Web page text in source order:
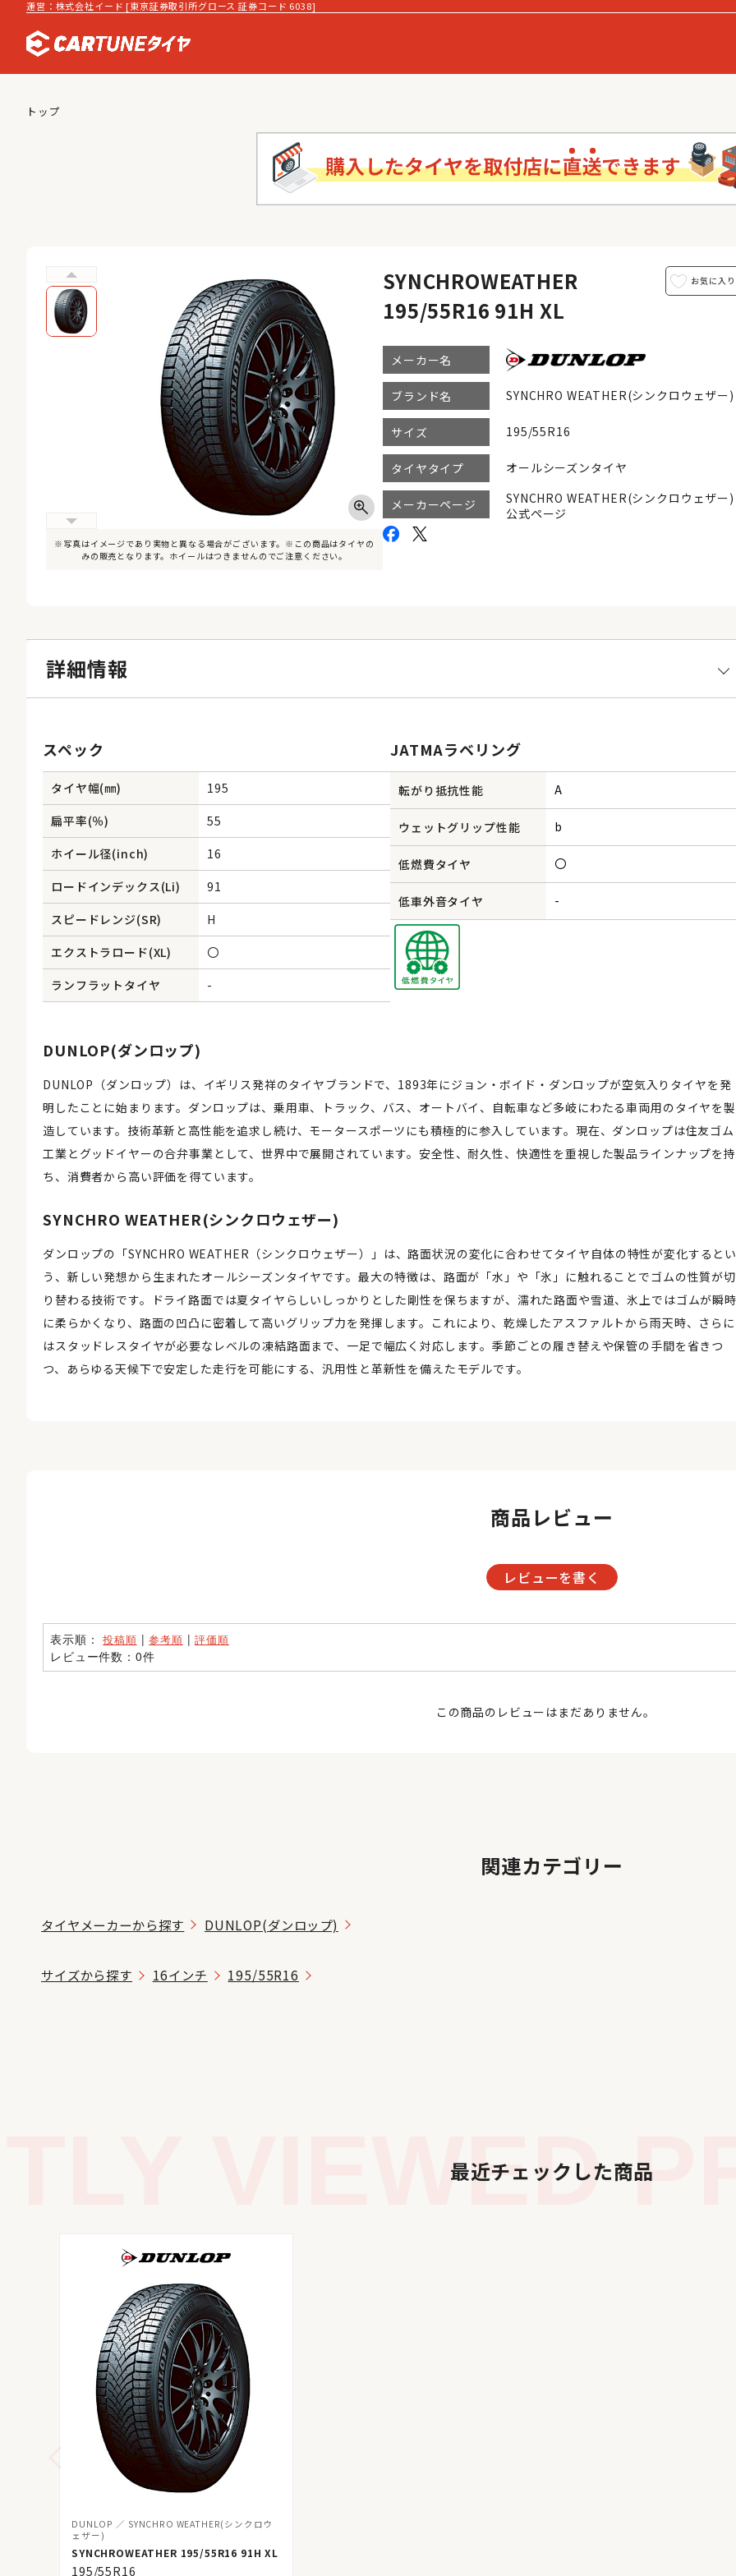
運営：株式会社イード [東京証券取引所グロース 証券コード 6038]
トップ
※写真はイメージであり実物と異なる場合がございます。※この商品はタイヤの
みの販売となります。ホイールはつきませんのでご注意ください。
SYNCHROWEATHER
195/55R16 91H XL
メーカー名
ブランド名 SYNCHRO WEATHER(シンクロウェザー)
サイズ 195/55R16
タイヤタイプ オールシーズンタイヤ
メーカーページ
SYNCHRO WEATHER(シンクロウェザー)
公式ページ
詳細情報
スペック
タイヤ幅(㎜)
195
扁平率(％)
55
ホイール径(inch)
16
ロードインデックス(Li)
91
スピードレンジ(SR)
H
エクストラロード(XL)
〇
ランフラットタイヤ
-
JATMAラベリング
転がり抵抗性能 A
ウェットグリップ性能 b
低燃費タイヤ 〇
低車外音タイヤ -
DUNLOP(ダンロップ)
DUNLOP（ダンロップ）は、イギリス発祥のタイヤブランドで、1893年にジョン・ボイド・ダンロップが空気入りタイヤを発
明したことに始まります。ダンロップは、乗用車、トラック、バス、オートバイ、自転車など多岐にわたる車両用のタイヤを製
造しています。技術革新と高性能を追求し続け、モータースポーツにも積極的に参入しています。現在、ダンロップは住友ゴム
工業とグッドイヤーの合弁事業として、世界中で展開されています。安全性、耐久性、快適性を重視した製品ラインナップを持
ち、消費者から高い評価を得ています。
SYNCHRO WEATHER(シンクロウェザー)
ダンロップの「SYNCHRO WEATHER（シンクロウェザー）」は、路面状況の変化に合わせてタイヤ自体の特性が変化すると
う、新しい発想から生まれたオールシーズンタイヤです。最大の特徴は、路面が「水」や「氷」に触れることでゴムの性質が切
り替わる技術です。ドライ路面では夏タイヤらしいしっかりとした剛性を保ちますが、濡れた路面や雪道、氷上ではゴムが瞬時
に柔らかくなり、路面の凹凸に密着して高いグリップ力を発揮します。これにより、乾燥したアスファルトから雨天時、さらに
はスタッドレスタイヤが必要なレベルの凍結路面まで、一足で幅広く対応します。季節ごとの履き替えや保管の手間を省きつ
つ、あらゆる天候下で安定した走行を可能にする、汎用性と革新性を備えたモデルです。
商品レビュー
レビューを書く
表示順：投稿順 |参考順 |評価順
レビュー件数：0件
この商品のレビューはまだありません。
関連カテゴリー
タイヤメーカーから探す DUNLOP(ダンロップ)
サイズから探す 16インチ 195/55R16
VIEWED最近チェックした商品
DUNLOP
SYNCHRO WEATHER(シンクロウ
ェザー)
SYNCHROWEATHER 195/55R16 91H XL
195/55R16